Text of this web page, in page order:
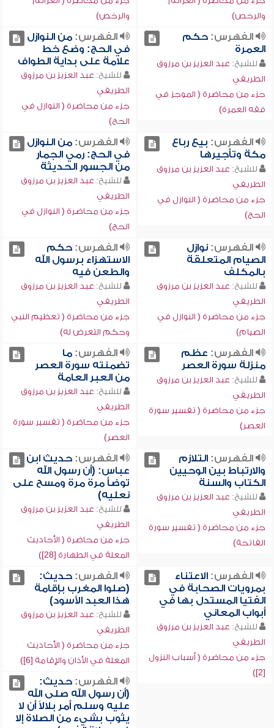
والرخص)
والرخص)
الفهرس:حكم
العمرة
للشيخ: عبد العزيز بن مرزوق
الطريفي
جزء من محاضرة ( الموجز في
فقه العمرة)
الفهرس:من النوازل
في الحج: وضع خط
علامة على بداية الطواف
للشيخ: عبد العزيز بن مرزوق
الطريفي
جزء من محاضرة ( النوازل في
الحج)
الفهرس: بيع رباع
مكة وتأجيرها
للشيخ: عبد العزيز بن مرزوق
الطريفي
جزء من محاضرة ( النوازل في
الحج)
الفهرس:من النوازل
في الحج: رمي الجمار
من الجسور الحديثة
للشيخ: عبد العزيز بن مرزوق
الطريفي
جزء من محاضرة ( النوازل في
الحج)
الفهرس:نوازل
الصيام المتعلقة
بالمكلف
للشيخ: عبد العزيز بن مرزوق
الطريفي
جزء من محاضرة ( النوازل في
الصيام)
الفهرس:حكم
الاستهزاء برسول الله
والطعن فيه
للشيخ: عبد العزيز بن مرزوق
الطريفي
جزء من محاضرة ( تعظيم النبي
وحكم التعرض له)
الفهرس: عظم
منزلة سورة العصر
للشيخ: عبد العزيز بن مرزوق
الطريفي
جزء من محاضرة ( تفسير سورة
العصر)
الفهرس:ما
تضمنته سورة العصر
من العبر العامة
للشيخ: عبد العزيز بن مرزوق
الطريفي
جزء من محاضرة ( تفسير سورة
العصر)
الفهرس:التلازم
والارتباط بين الوحيين
الكتاب والسنة
للشيخ: عبد العزيز بن مرزوق
الطريفي
جزء من محاضرة ( تفسير سورة
الفاتحة)
الفهرس:حديث ابن
عباس: (أن رسول الله
توضأ مرة مرة ومسح على
نعليه)
للشيخ: عبد العزيز بن مرزوق
الطريفي
جزء من محاضرة ( الأحاديث
المعلة في الطهارة [28])
الفهرس:الاعتناء
بمرويات الصحابة في
الفتيا المستدل بها في
أبواب المعاني
للشيخ: عبد العزيز بن مرزوق
الطريفي
جزء من محاضرة ( أسباب النزول
[2])
الفهرس:حديث:
(صلوا المغرب بإقامة
هذا العبد الأسود)
للشيخ: عبد العزيز بن مرزوق
الطريفي
جزء من محاضرة ( الأحاديث
المعلة في الأذان والإقامة [6])
الفهرس:حديث:
(أن رسول الله صلى الله
عليه وسلم أمر بلالاً أن لا
يثوب بشيء من الصلاة إلا